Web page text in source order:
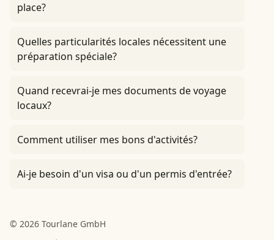
place?
Quelles particularités locales nécessitent une
préparation spéciale?
Quand recevrai-je mes documents de voyage
locaux?
Comment utiliser mes bons d'activités?
Ai-je besoin d'un visa ou d'un permis d'entrée?
© 2026 Tourlane GmbH